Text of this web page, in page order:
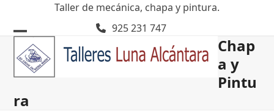
content
Taller de mecánica, chapa y pintura.
925 231 747
Open
mobile
Close
mobile
Chap
a y
Pintu
ra